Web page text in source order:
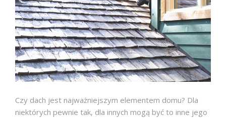
BLOG
FAQ
KONTAKT
Czy dach jest najważniejszym elementem domu? Dla
niektórych pewnie tak, dla innych mogą być to inne jego